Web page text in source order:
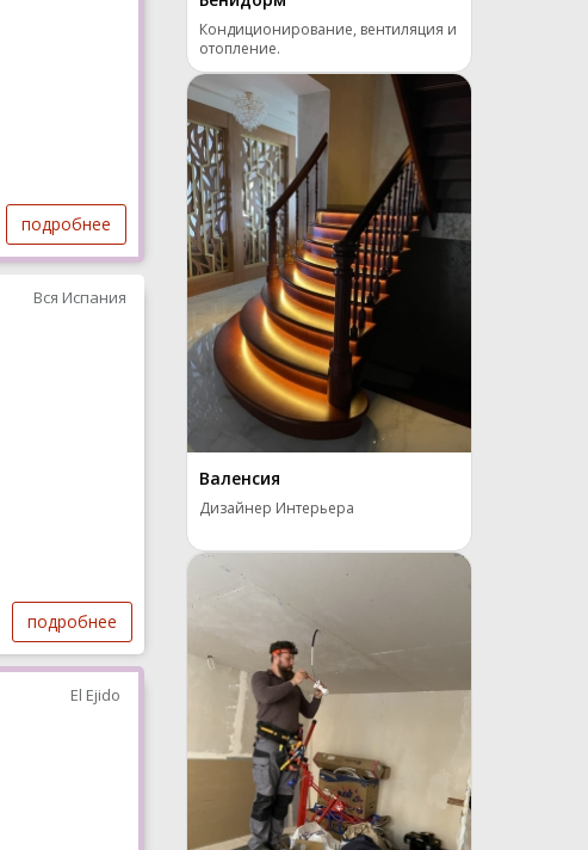
подробнее
Вся Испания
подробнее
El Ejido
Кондиционирование, вентиляция и
отопление.
Валенсия
Дизайнер Интерьера